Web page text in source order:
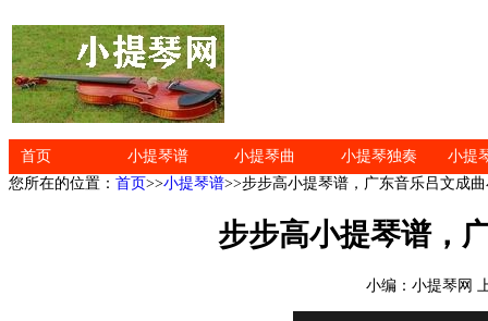
首页 小提琴谱 小提琴曲 小提琴独奏
小提
您所在的位置： 首页>>小提琴谱>>步步高小提琴谱，广东音乐吕文成
步步高小提琴谱，
小编：小提琴网